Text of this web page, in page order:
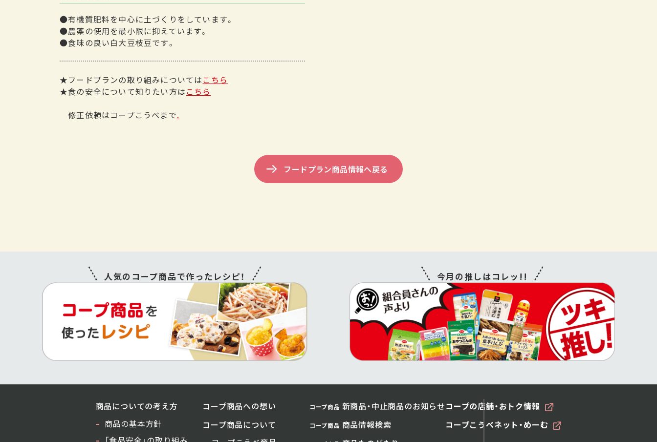
●有機質肥料を中心に土づくりをしています。
●農薬の使用を最小限に抑えています。
●食味の良い白大豆枝豆です。
★フードプランの取り組みについてはこちら
★食の安全について知りたい方はこちら
修正依頼はコープこうべまで.
フードプラン商品情報へ戻る
人気のコープ商品で作ったレシピ！ 今月の推しはコレッ!!
商品についての考え方
商品の基本方針
コープ商品への想い
コープ商品について
コープ商品 新商品・中止商品のお知らせ
コープ商品 商品情報検索
コープの店舗・おトク情報
コープこうべネット・めーむ